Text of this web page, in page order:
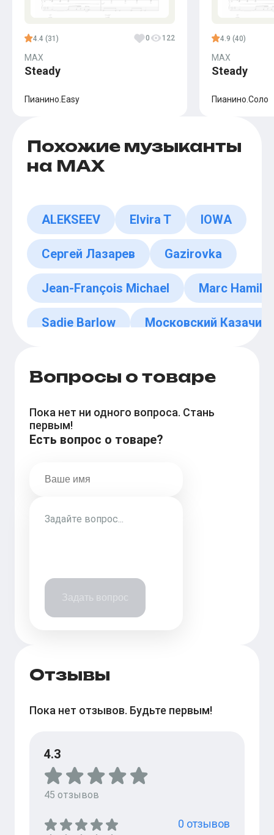
4.4 (31) 0 122
MAX
Steady
Пианино.Easy
4.9 (40)
MAX
Steady
Пианино.Соло
Похожие музыканты
на MAX
ALEKSEEV Elvira T IOWA
Сергей Лазарев Gazirovka
Jean-François Michael Marc
Sadie Barlow Московский Казачий
Вопросы о товаре
Пока нет ни одного вопроса. Стань
первым!
Есть вопрос о товаре?
Задать вопрос
Отзывы
Пока нет отзывов. Будьте первым!
4.3
45 отзывов
0 отзывов